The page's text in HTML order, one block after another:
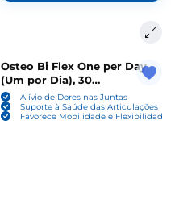
Osteo Bi Flex One per Day
(Um por Dia), 30
Comprimidos
Alívio de Dores nas Juntas
Suporte à Saúde das Articulações
Favorece Mobilidade e Flexibilidade